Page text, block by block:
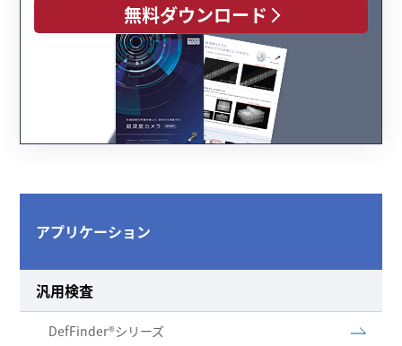
無料ダウンロード
アプリケーション
汎用検査
DefFinder®シリーズ